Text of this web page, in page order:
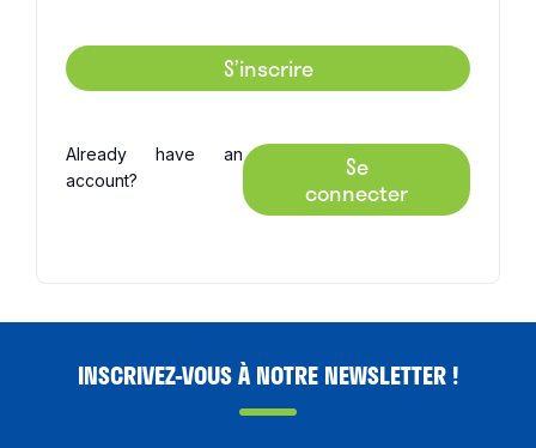
S’inscrire
Already have an
account?
Se
connecter
INSCRIVEZ-VOUS À NOTRE NEWSLETTER !